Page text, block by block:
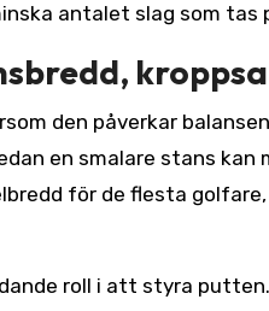
antalet slag som tas
den påverkar
en smalare stans kan
för de flesta
roll i att styra